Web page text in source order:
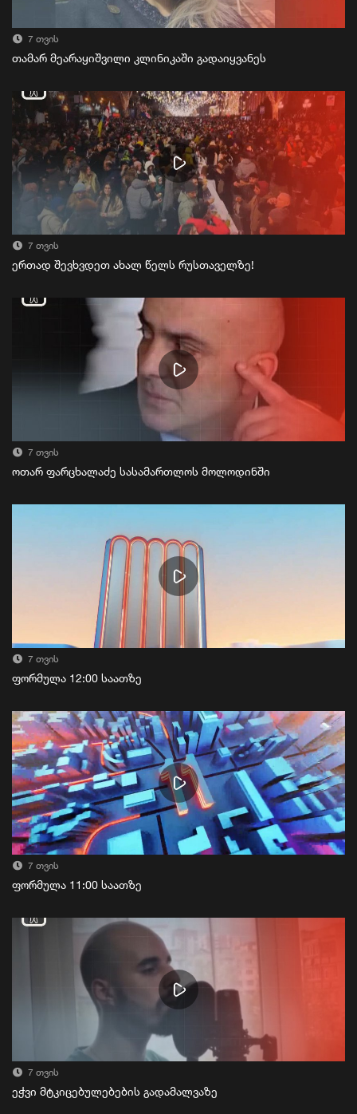
7 თვის
თამარ მეარაყიშვილი კლინიკაში გადაიყვანეს
7 თვის
ერთად შევხვდეთ ახალ წელს რუსთაველზე!
7 თვის
ოთარ ფარცხალაძე სასამართლოს მოლოდინში
7 თვის
ფორმულა 12:00 საათზე
7 თვის
ფორმულა 11:00 საათზე
7 თვის
ეჭვი მტკიცებულებების გადამალვაზე